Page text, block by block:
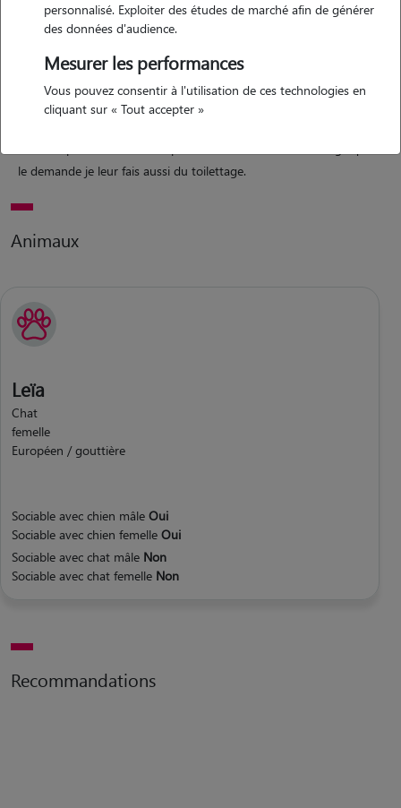
15 ans maintenant je m'occupe des animaux de mon entourage
le demande je leur fais aussi du toilettage.
Animaux
Leïa
Chat
femelle
Européen / gouttière
Sociable avec chien mâle Oui
Sociable avec chien femelle Oui
Sociable avec chat mâle Non
Sociable avec chat femelle Non
Recommandations
personnalisé. Exploiter des études de marché afin de générer
des données d'audience.
Mesurer les performances
Vous pouvez consentir à l'utilisation de ces technologies en
cliquant sur « Tout accepter »